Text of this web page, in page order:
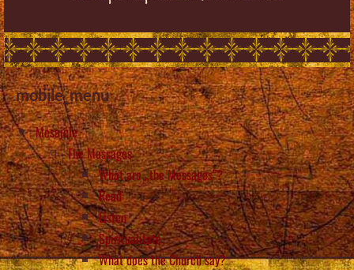
mobile_menu
Mesajele
The Messages
What are „the Messages”?
Read
Listen
Spiritualitate
What does the Church say?